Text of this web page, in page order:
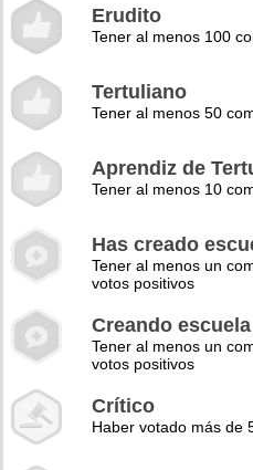
Erudito
Tener al menos 100
Tertuliano
Tener al menos 50
Aprendiz de
Tener al menos 10
Has creado
Tener al menos un
votos positivos
Creando escuela
Tener al menos un
votos positivos
Crítico
Haber votado más de